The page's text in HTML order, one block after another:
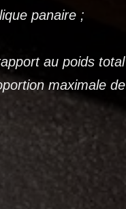
panaire ;
au poids total
maximale de